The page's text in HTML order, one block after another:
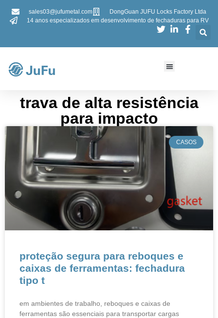
sales03@jufumetal.com
DongGuan JUFU Locks Factory Ltda
14 anos especializados em desenvolvimento de fechaduras para RV
​​trava de alta resistência
para impacto​​
CASOS
proteção segura para reboques e
caixas de ferramentas: fechadura
tipo t​​
em ambientes de trabalho, reboques e caixas de
ferramentas são essenciais para transportar cargas